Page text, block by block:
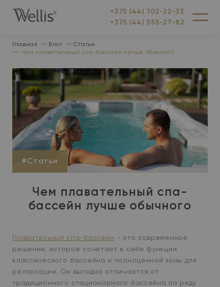
На
+375 (44) 702-22-33
+375 (44) 555-27-82
Меню
Главная Блог
Статьи
Чем плавательный спа-бассейн лучше обычного
Чем плавательный спа-
бассейн лучше обычного
#Статьи
Плавательный спа-бассейн - это современное
решение, которое сочетает в себе функции
классического бассейна и полноценной зоны для
релаксации. Он выгодно отличается от
традиционного стационарного бассейна по ряду